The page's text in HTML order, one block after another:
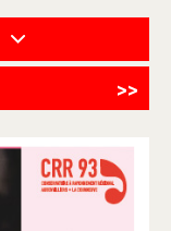
>>